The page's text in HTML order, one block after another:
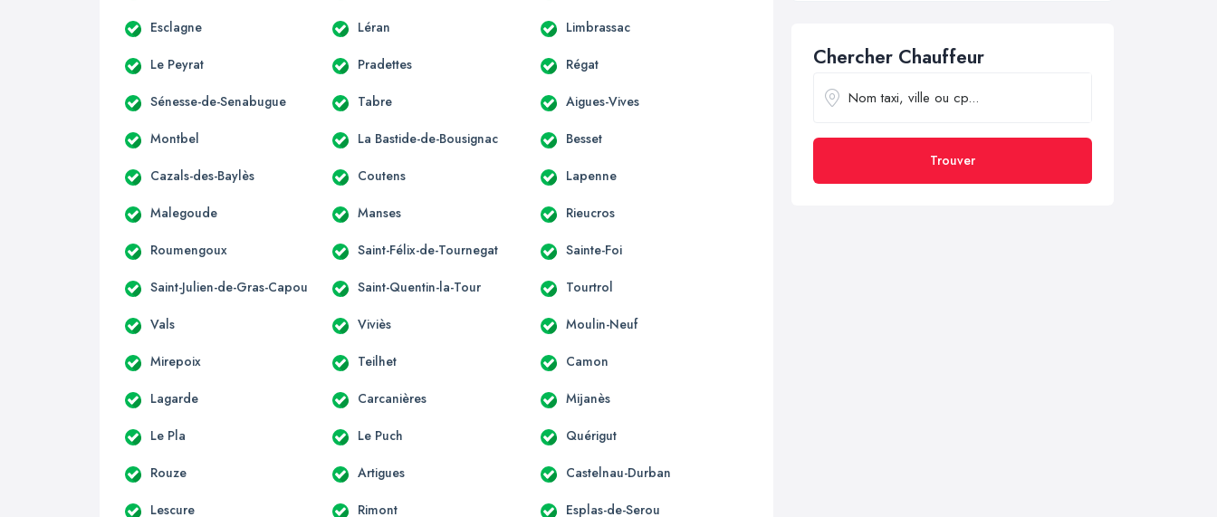
Esclagne Léran Limbrassac
Le Peyrat Pradettes Régat
Sénesse-de-Senabugue Tabre Aigues-Vives
Montbel La Bastide-de-Bousignac Besset
Cazals-des-Baylès Coutens Lapenne
Malegoude Manses Rieucros
Roumengoux Saint-Félix-de-Tournegat Sainte-Foi
Saint-Julien-de-Gras-Capou Saint-Quentin-la-Tour Tourtrol
Vals Viviès Moulin-Neuf
Mirepoix Teilhet Camon
Lagarde Carcanières Mijanès
Le Pla Le Puch Quérigut
Rouze Artigues Castelnau-Durban
Lescure Rimont Esplas-de-Serou
Chercher Chauffeur
Trouver